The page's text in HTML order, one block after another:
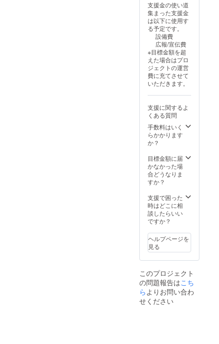
支援金の使い道
集まった支援金
は以下に使用す
る予定です。
設備費
広報/宣伝費
※目標金額を超
えた場合はプロ
ジェクトの運営
費に充てさせて
いただきます。
支援に関するよ
くある質問
手数料はいく
らかかります
か？
目標金額に届
かなかった場
合どうなりま
すか？
支援で困った
時はどこに相
談したらいい
ですか？
ヘルプページを
見る
このプロジェクト
の問題報告はこち
らよりお問い合わ
せください